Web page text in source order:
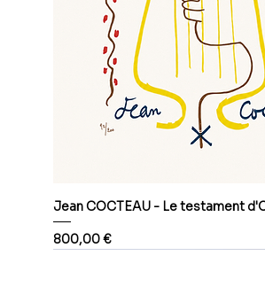
Jean COCTEAU - Le testament
Prix
800,00 €